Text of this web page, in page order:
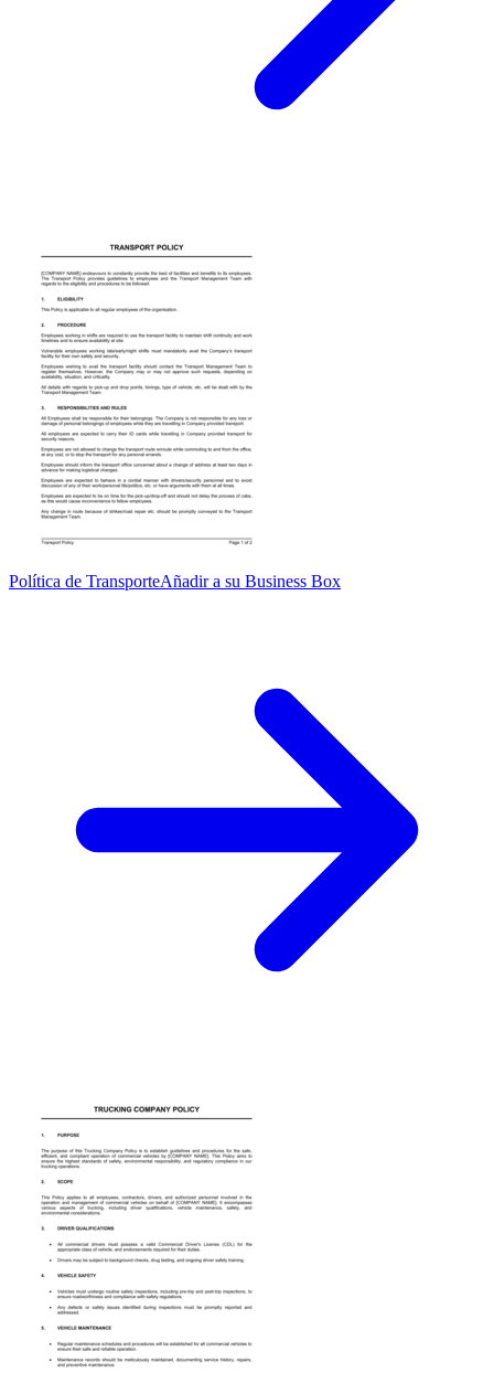
Política de TransporteAñadir a su Business Box